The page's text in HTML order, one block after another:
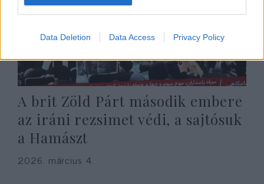
Data Deletion Data Access Privacy Policy
A brit Zöld Párt második embere
az iráni rezsimet védi, a sajtósuk
a Hamászt
2026. március 4.